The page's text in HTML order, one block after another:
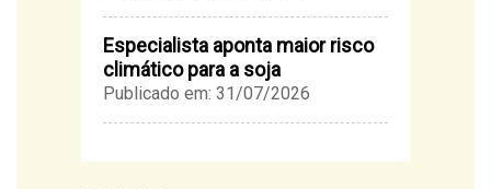
Especialista aponta maior risco
climático para a soja
Publicado em: 31/07/2026